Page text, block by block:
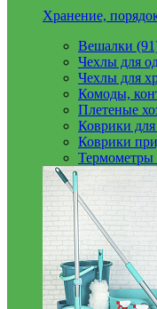
Хранение,
Вешалки
Чехлы для
Чехлы для
Комоды,
Плетеные
Коврики
Коврики
Термометры